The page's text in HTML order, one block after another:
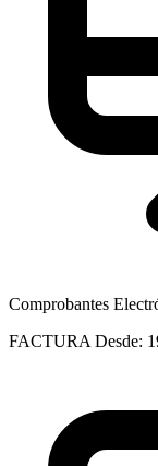
Comprobantes
FACTURA Desde: